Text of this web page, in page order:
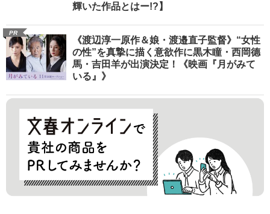
輝いた作品とはー!?】
PR
《渡辺淳一原作＆娘・渡邉直子監督》“女性
の性”を真摯に描く意欲作に黒木瞳・西岡德
馬・吉田羊が出演決定！《映画『月がみて
いる』》